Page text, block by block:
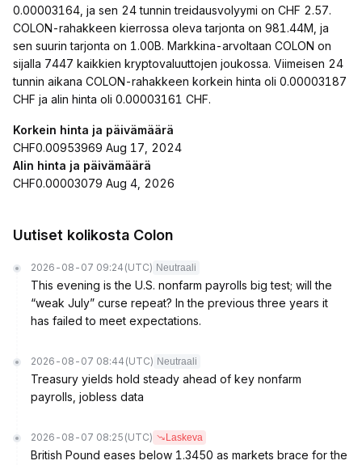
0.00003164, ja sen 24 tunnin treidausvolyymi on CHF 2.57.
COLON-rahakkeen kierrossa oleva tarjonta on 981.44M, ja
sen suurin tarjonta on 1.00B. Markkina-arvoltaan COLON on
sijalla 7447 kaikkien kryptovaluuttojen joukossa. Viimeisen 24
tunnin aikana COLON-rahakkeen korkein hinta oli 0.00003187
CHF ja alin hinta oli 0.00003161 CHF.
Korkein hinta ja päivämäärä
CHF0.00953969 Aug 17, 2024
Alin hinta ja päivämäärä
CHF0.00003079 Aug 4, 2026
Uutiset kolikosta Colon
2026-08-07 09:24 (UTC) Neutraali
This evening is the U.S. nonfarm payrolls big test; will the
“weak July” curse repeat? In the previous three years it
has failed to meet expectations.
2026-08-07 08:44 (UTC) Neutraali
Treasury yields hold steady ahead of key nonfarm
payrolls, jobless data
2026-08-07 08:25 (UTC) Laskeva
British Pound eases below 1.3450 as markets brace for the